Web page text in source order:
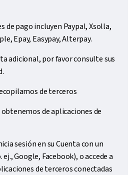
de pago incluyen Paypal, Xsolla,
Epay, Easypay, Alterpay.
adicional, por favor consulte sus
de terceros
de aplicaciones de
sesión en su Cuenta con un
Google, Facebook), o accede a
de terceros conectadas